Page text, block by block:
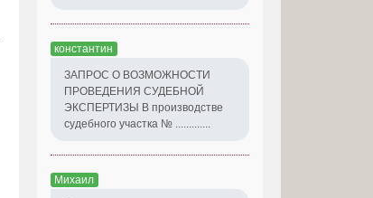
константин
ЗАПРОС О ВОЗМОЖНОСТИ
ПРОВЕДЕНИЯ СУДЕБНОЙ
ЭКСПЕРТИЗЫ В производстве
судебного участка № .............
Михаил